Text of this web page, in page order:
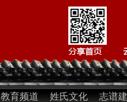
教育频道 姓氏文化 志谱